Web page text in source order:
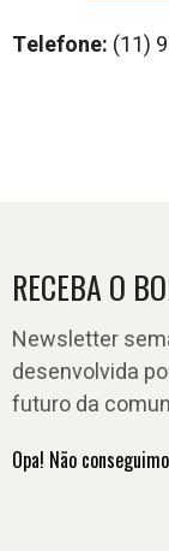
Telefone: (11)
RECEBA O
Newsletter
desenvolvida
futuro da
Opa! Não